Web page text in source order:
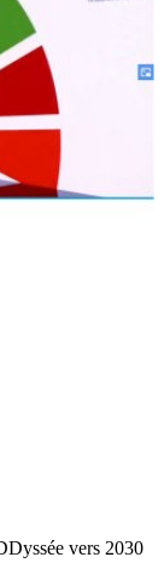
vers 2030